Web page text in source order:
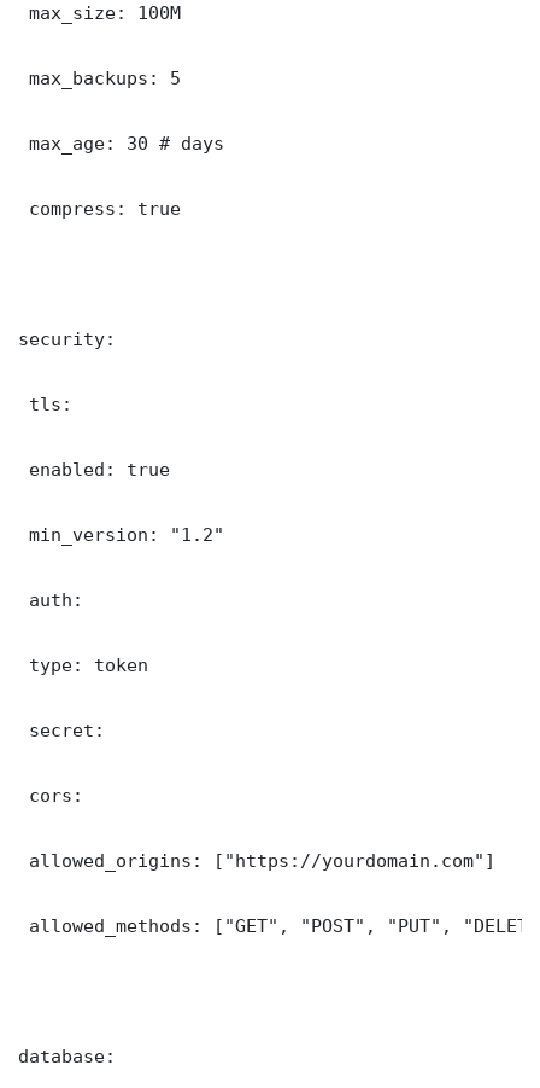
max_size: 100M
max_backups: 5
max_age: 30 # days
compress: true
security:
tls:
enabled: true
min_version: "1.2"
auth:
type: token
secret:
cors:
allowed_origins: ["https://yourdomain.com"]
allowed_methods: ["GET", "POST", "PUT",
database: